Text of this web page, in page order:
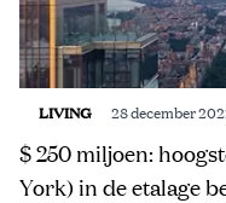
LIVING 28 december
$ 250 miljoen:
York) in de etalage